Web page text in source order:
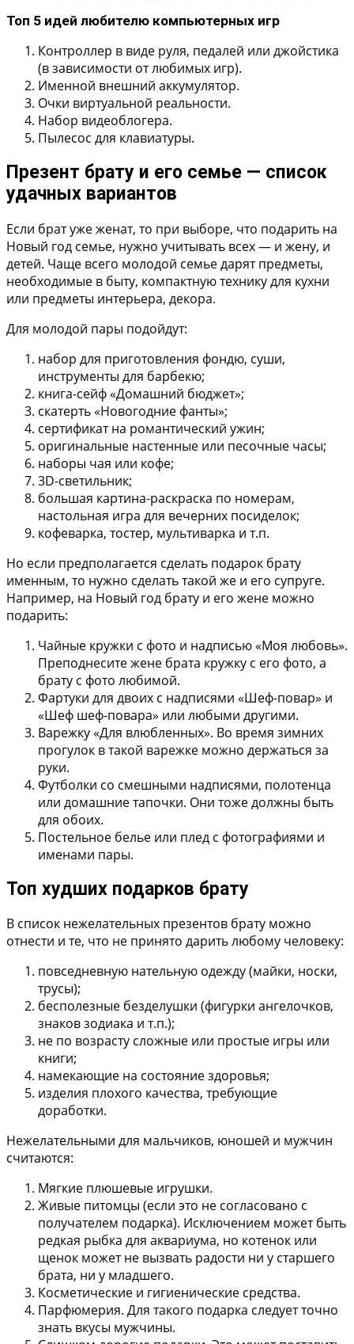
Топ 5 идей любителю компьютерных игр
Контроллер в виде руля, педалей или джойстика
(в зависимости от любимых игр).
Именной внешний аккумулятор.
Очки виртуальной реальности.
Набор видеоблогера.
Пылесос для клавиатуры.
Презент брату и его семье — список
удачных вариантов
Если брат уже женат, то при выборе, что подарить на
Новый год семье, нужно учитывать всех — и жену, и
детей. Чаще всего молодой семье дарят предметы,
необходимые в быту, компактную технику для кухни
или предметы интерьера, декора.
Для молодой пары подойдут:
набор для приготовления фондю, суши,
инструменты для барбекю;
книга-сейф «Домашний бюджет»;
скатерть «Новогодние фанты»;
сертификат на романтический ужин;
оригинальные настенные или песочные часы;
наборы чая или кофе;
3D-светильник;
большая картина-раскраска по номерам,
настольная игра для вечерних посиделок;
кофеварка, тостер, мультиварка и т.п.
Но если предполагается сделать подарок брату
именным, то нужно сделать такой же и его супруге.
Например, на Новый год брату и его жене можно
подарить:
Чайные кружки с фото и надписью «Моя любовь».
Преподнесите жене брата кружку с его фото, а
брату с фото любимой.
Фартуки для двоих с надписями «Шеф-повар» и
«Шеф шеф-повара» или любыми другими.
Варежку «Для влюбленных». Во время зимних
прогулок в такой варежке можно держаться за
руки.
Футболки со смешными надписями, полотенца
или домашние тапочки. Они тоже должны быть
для обоих.
Постельное белье или плед с фотографиями и
именами пары.
Топ худших подарков брату
В список нежелательных презентов брату можно
отнести и те, что не принято дарить любому человеку:
повседневную нательную одежду (майки, носки,
трусы);
бесполезные безделушки (фигурки ангелочков,
знаков зодиака и т.п.);
не по возрасту сложные или простые игры или
книги;
намекающие на состояние здоровья;
изделия плохого качества, требующие
доработки.
Нежелательными для мальчиков, юношей и мужчин
считаются:
Мягкие плюшевые игрушки.
Живые питомцы (если это не согласовано с
получателем подарка). Исключением может быть
редкая рыбка для аквариума, но котенок или
щенок может не вызвать радости ни у старшего
брата, ни у младшего.
Косметические и гигиенические средства.
Парфюмерия. Для такого подарка следует точно
знать вкусы мужчины.